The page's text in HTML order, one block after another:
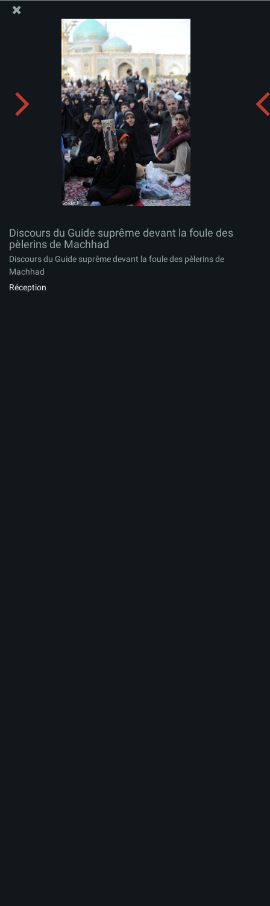
Site Officiel du Bureau du Guide Suprême - Ayatollah Khamenei
Discours du Guide suprême devant la foule des
pèlerins de Machhad
Télécharger l'album:
Discours du Guide suprême devant la foule des
pèlerins de Machhad
Discours du Guide suprême devant la foule des pèlerins de
Machhad
Réception